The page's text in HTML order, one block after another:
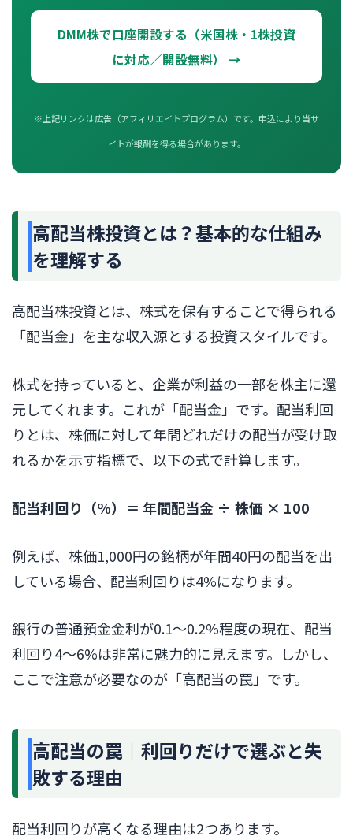
DMM株で口座開設する（米国株・1株投資
に対応／開設無料） →
※上記リンクは広告（アフィリエイトプログラム）です。申込により当サ
イトが報酬を得る場合があります。
高配当株投資とは？基本的な仕組み
を理解する
高配当株投資とは、株式を保有することで得られる
「配当金」を主な収入源とする投資スタイルです。
株式を持っていると、企業が利益の一部を株主に還
元してくれます。これが「配当金」です。配当利回
りとは、株価に対して年間どれだけの配当が受け取
れるかを示す指標で、以下の式で計算します。
配当利回り（%）＝ 年間配当金 ÷ 株価 × 100
例えば、株価1,000円の銘柄が年間40円の配当を出
している場合、配当利回りは4%になります。
銀行の普通預金金利が0.1〜0.2%程度の現在、配当
利回り4〜6%は非常に魅力的に見えます。しかし、
ここで注意が必要なのが「高配当の罠」です。
高配当の罠｜利回りだけで選ぶと失
敗する理由
配当利回りが高くなる理由は2つあります。